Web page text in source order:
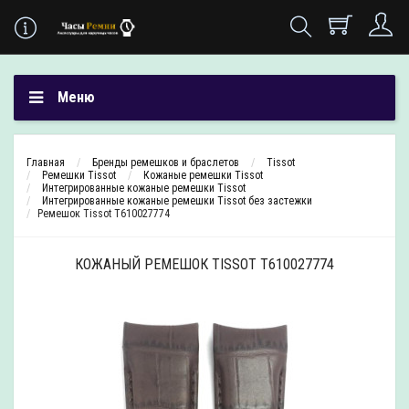
Меню
Главная Бренды ремешков и браслетов
Tissot
Ремешки Tissot
Кожаные ремешки Tissot
Интегрированные кожаные ремешки Tissot
Интегрированные кожаные ремешки Tissot без застежки
Ремешок Tissot T610027774
КОЖАНЫЙ РЕМЕШОК TISSOT T610027774